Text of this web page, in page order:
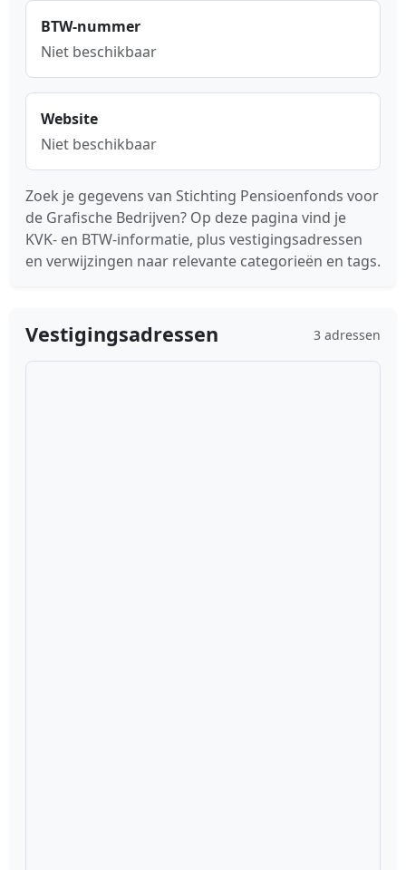
BTW-nummer
Niet beschikbaar
Website
Niet beschikbaar
Zoek je gegevens van Stichting Pensioenfonds voor
de Grafische Bedrijven? Op deze pagina vind je
KVK- en BTW-informatie, plus vestigingsadressen
en verwijzingen naar relevante categorieën en tags.
Vestigingsadressen 3 adressen